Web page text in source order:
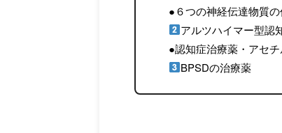
●６つの神経伝達物質の
アルツハイマー型認
●認知症治療薬・アセ
BPSDの治療薬